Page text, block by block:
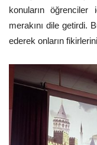
konuların
merakını dile getirdi.
ederek onların